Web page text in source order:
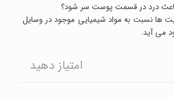
باعث درد در قسمت پوست سر شود؟
ها نسبت به مواد شیمیایی موجود در وسایل
می آید.
امتیاز دهید